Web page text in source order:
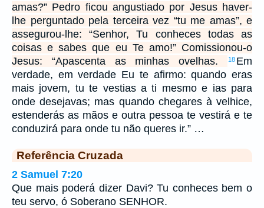
amas?” Pedro ficou angustiado por Jesus haver-
lhe perguntado pela terceira vez “tu me amas”, e
assegurou-lhe: “Senhor, Tu conheces todas as
coisas e sabes que eu Te amo!” Comissionou-o
Jesus: “Apascenta as minhas ovelhas.
18 Em
verdade, em verdade Eu te afirmo: quando eras
mais jovem, tu te vestias a ti mesmo e ias para
onde desejavas; mas quando chegares à velhice,
estenderás as mãos e outra pessoa te vestirá e te
conduzirá para onde tu não queres ir.” …
Referência Cruzada
2 Samuel 7:20
Que mais poderá dizer Davi? Tu conheces bem o
teu servo, ó Soberano SENHOR.